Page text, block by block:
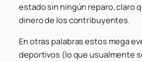
estado sin ningún reparo, claro
dinero de los contribuyentes.
En otras palabras estos mega
deportivos (lo que usualmente